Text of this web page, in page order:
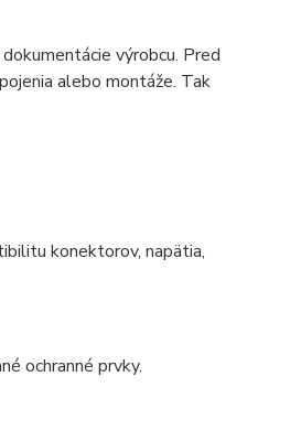
výrobcu. Pred
alebo montáže. Tak
konektorov, napätia,
ochranné prvky.